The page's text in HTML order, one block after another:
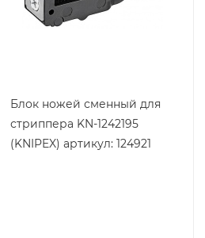
Блок ножей сменный для
стриппера KN-1242195
(KNIPEX) артикул: 124921